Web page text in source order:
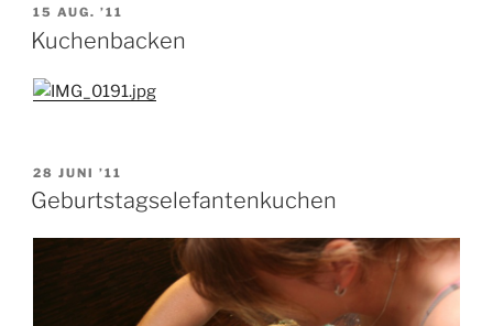
VERÖFFENTLICHT
AM
15 AUG. ’11
Kuchenbacken
VERÖFFENTLICHT
AM
28 JUNI ’11
Geburtstagselefantenkuchen